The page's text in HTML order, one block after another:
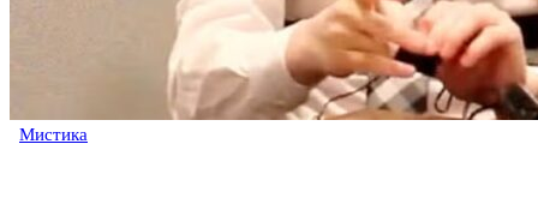
Мистика